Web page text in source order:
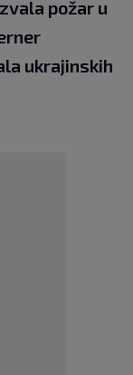
požar u
ukrajinskih